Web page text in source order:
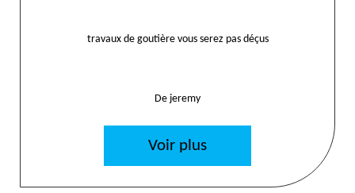
travaux de goutière vous serez pas déçus
De jeremy
Voir plus